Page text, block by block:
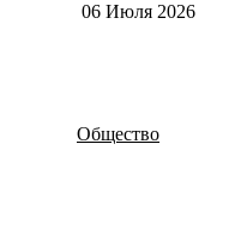
06 Июля 2026
Общество